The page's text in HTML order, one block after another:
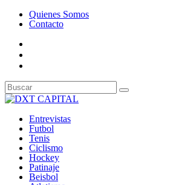
Quienes Somos
Contacto
Entrevistas
Futbol
Tenis
Ciclismo
Hockey
Patinaje
Beisbol